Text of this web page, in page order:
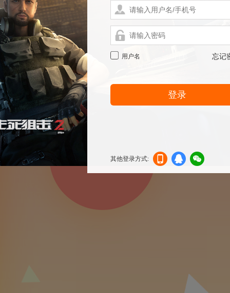
用户名 忘记
登录
其他登录方式:
机登
登录
信登